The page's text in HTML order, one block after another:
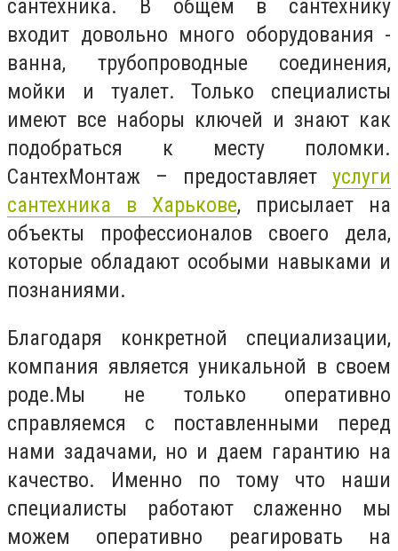
сантехника. В общем в сантехнику
входит довольно много оборудования -
ванна, трубопроводные соединения,
мойки и туалет. Только специалисты
имеют все наборы ключей и знают как
подобраться к месту поломки.
СантехМонтаж – предоставляет услуги
сантехника в Харькове, присылает на
объекты профессионалов своего дела,
которые обладают особыми навыками и
познаниями.
Благодаря конкретной специализации,
компания является уникальной в своем
роде.Мы не только оперативно
справляемся с поставленными перед
нами задачами, но и даем гарантию на
качество. Именно по тому что наши
специалисты работают слаженно мы
можем оперативно реагировать на